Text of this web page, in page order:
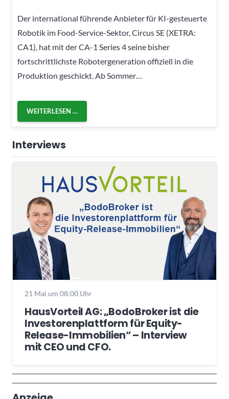
Der international führende Anbieter für KI-gesteuerte
Robotik im Food-Service-Sektor, Circus SE (XETRA:
CA1), hat mit der CA-1 Series 4 seine bisher
fortschrittlichste Robotergeneration offiziell in die
Produktion geschickt. Ab Sommer…
WEITERLESEN …
Interviews
21 Mai um 08:00 Uhr
HausVorteil AG: „BodoBroker ist die
Investorenplattform für Equity-
Release-Immobilien“ – Interview
mit CEO und CFO.
Wochenrückblick
Trendthemen